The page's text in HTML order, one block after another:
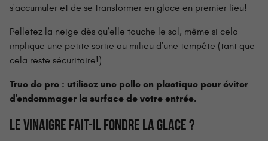
s'accumuler et de se transformer en glace en premier lieu!
Pelletez la neige dès qu’elle touche le sol, même si cela
implique une petite sortie au milieu d’une tempête (tant que
cela reste sécuritaire!).
Truc de pro : utilisez une pelle en plastique pour éviter
d'endommager la surface de votre entrée.
LE VINAIGRE FAIT-IL FONDRE LA GLACE ?